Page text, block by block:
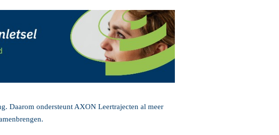
Daarom ondersteunt AXON Leertrajecten al meer